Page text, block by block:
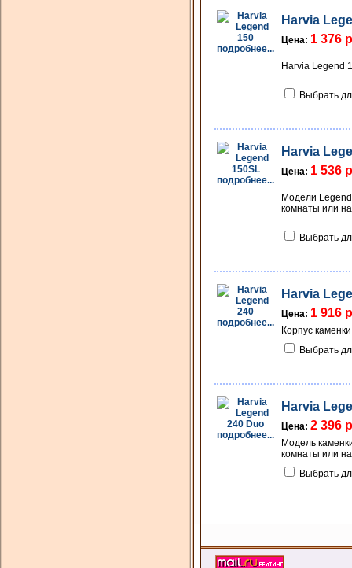
подробнее...
Harvia
Цена: 1 376
Harvia Legend
Выбрать
подробнее...
Harvia
Цена: 1 536
Модели
комнаты или
Выбрать
подробнее...
Harvia
Цена: 1 916
Корпус
Выбрать
подробнее...
Harvia
Цена: 2 396
Модель
комнаты или
Выбрать